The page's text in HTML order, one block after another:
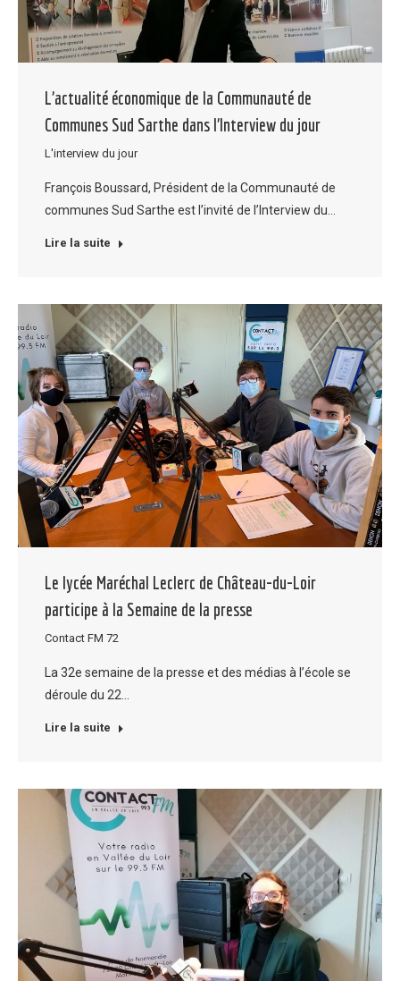
L’actualité économique de la Communauté de
Communes Sud Sarthe dans l’Interview du jour
L'interview du jour
François Boussard, Président de la Communauté de
communes Sud Sarthe est l’invité de l’Interview du…
Lire la suite
Le lycée Maréchal Leclerc de Château-du-Loir
participe à la Semaine de la presse
Contact FM 72
La 32e semaine de la presse et des médias à l’école se
déroule du 22…
Lire la suite